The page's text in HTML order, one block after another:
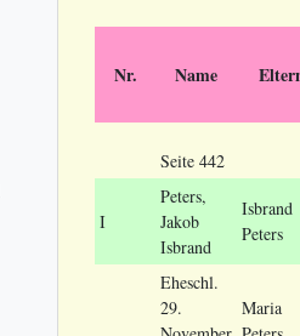
Nr. Name
Seite 442
I
Peters,
Jakob
Isbrand
Isbrand
Peters
Eheschl.
29.
Maria